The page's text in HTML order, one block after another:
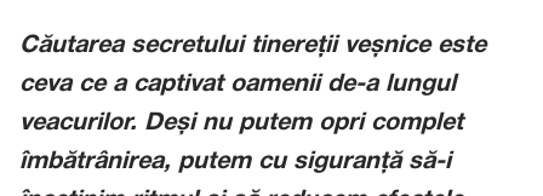
Căutarea secretului tinereții veșnice este
ceva ce a captivat oamenii de-a lungul
veacurilor. Deși nu putem opri complet
îmbătrânirea, putem cu siguranță să-i